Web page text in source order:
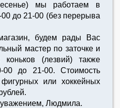
мы работаем в
до 21-00 (без перерыва
будем рады Вас
мастер по заточке и
(лезвий) также
00 до 21-00. Стоимость
или хоккейных
Людмила.